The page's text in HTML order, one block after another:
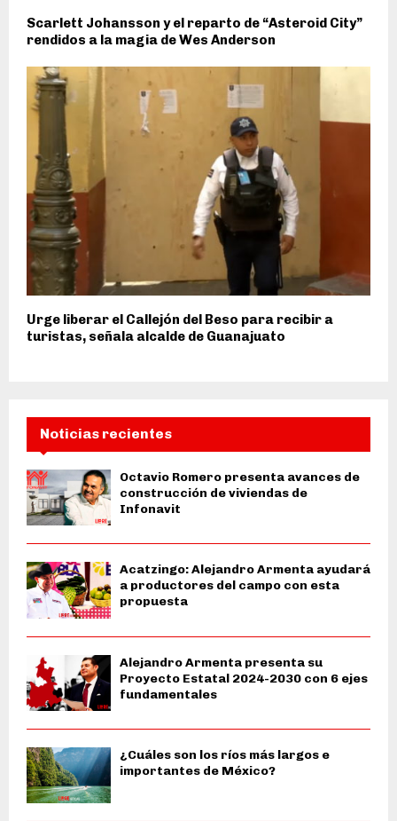
Scarlett Johansson y el reparto de “Asteroid City”
rendidos a la magia de Wes Anderson
Urge liberar el Callejón del Beso para recibir a
turistas, señala alcalde de Guanajuato
Noticias recientes
Octavio Romero presenta avances de
construcción de viviendas de
Infonavit
Acatzingo: Alejandro Armenta ayudará
a productores del campo con esta
propuesta
Alejandro Armenta presenta su
Proyecto Estatal 2024-2030 con 6 ejes
fundamentales
¿Cuáles son los ríos más largos e
importantes de México?